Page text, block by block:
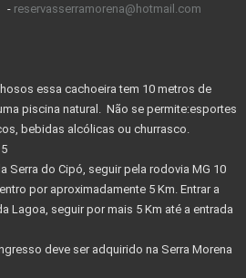
- reservasserramorena@hotmail.com
essa cachoeira tem 10 metros de
piscina natural. Não se permite:esportes
bebidas alcólicas ou churrasco.
Serra do Cipó, seguir pela rodovia MG 10
por aproximadamente 5 Km. Entrar a
Lagoa, seguir por mais 5 Km até a entrada
deve ser adquirido na Serra Morena